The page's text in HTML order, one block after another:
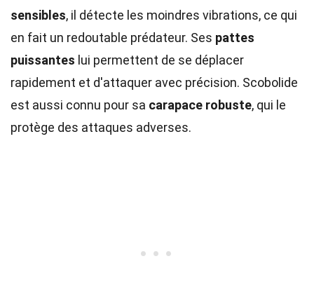
sensibles, il détecte les moindres vibrations, ce qui
en fait un redoutable prédateur. Ses pattes
puissantes lui permettent de se déplacer
rapidement et d'attaquer avec précision. Scobolide
est aussi connu pour sa carapace robuste, qui le
protège des attaques adverses.